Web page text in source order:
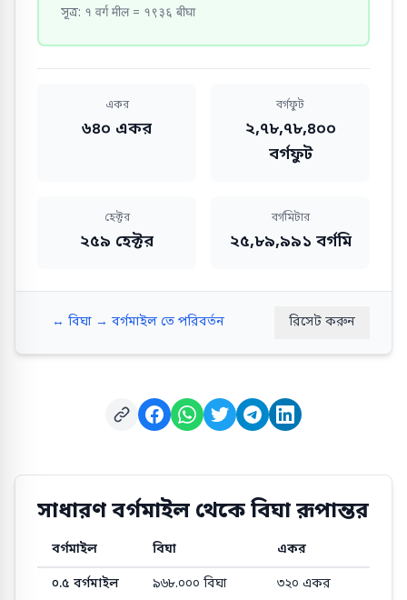
সূত্র: १ वर्ग मील = १९३६ बीघा
একর
৬৪০ একর
বর্গফুট
২,৭৮,৭৮,৪০০
বর্গফুট
হেক্টর
২৫৯ হেক্টর
বর্গমিটার
২৫,৮৯,৯৯১ বর্গমি
↔️ বিঘা → বর্গমাইল তে পরিবর্তন রিসেট করুন
সাধারণ বর্গমাইল থেকে বিঘা রূপান্তর
বর্গমাইল থেকে বিঘা এবং একর এ সাধারণ রূপান্তর মান
বর্গমাইল বিঘা
একর
০.৫ বর্গমাইল ৯৬৮.০০০ বিঘা ৩২০ একর